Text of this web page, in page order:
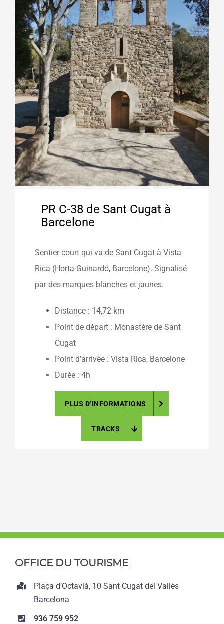
PR C-38 de Sant Cugat à
Barcelone
Sentier court qui va de Sant Cugat à Vista
Rica (Horta-Guinardó, Barcelone). Signalisé
par des marques blanches et jaunes.
Distance : 14,72 km
Point de départ : Monastère de Sant
Cugat
Point d’arrivée : Vista Rica, Barcelone
Durée : 4h
PLUS D’INFORMATIONS
TRACKS
OFFICE DU TOURISME
Plaça d’Octavià, 10 Sant Cugat del Vallès
Barcelona
936 759 952